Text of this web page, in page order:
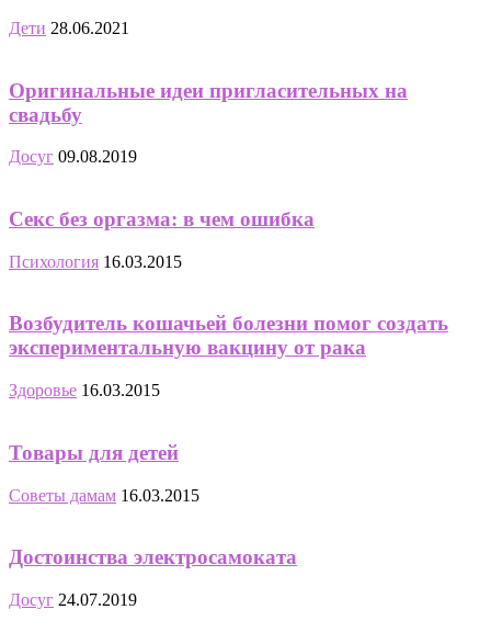
Дети 28.06.2021
Оригинальные идеи пригласительных на
свадьбу
Досуг 09.08.2019
Секс без оргазма: в чем ошибка
Психология 16.03.2015
Возбудитель кошачьей болезни помог создать
экспериментальную вакцину от рака
Здоровье 16.03.2015
Товары для детей
Советы дамам 16.03.2015
Достоинства электросамоката
Досуг 24.07.2019